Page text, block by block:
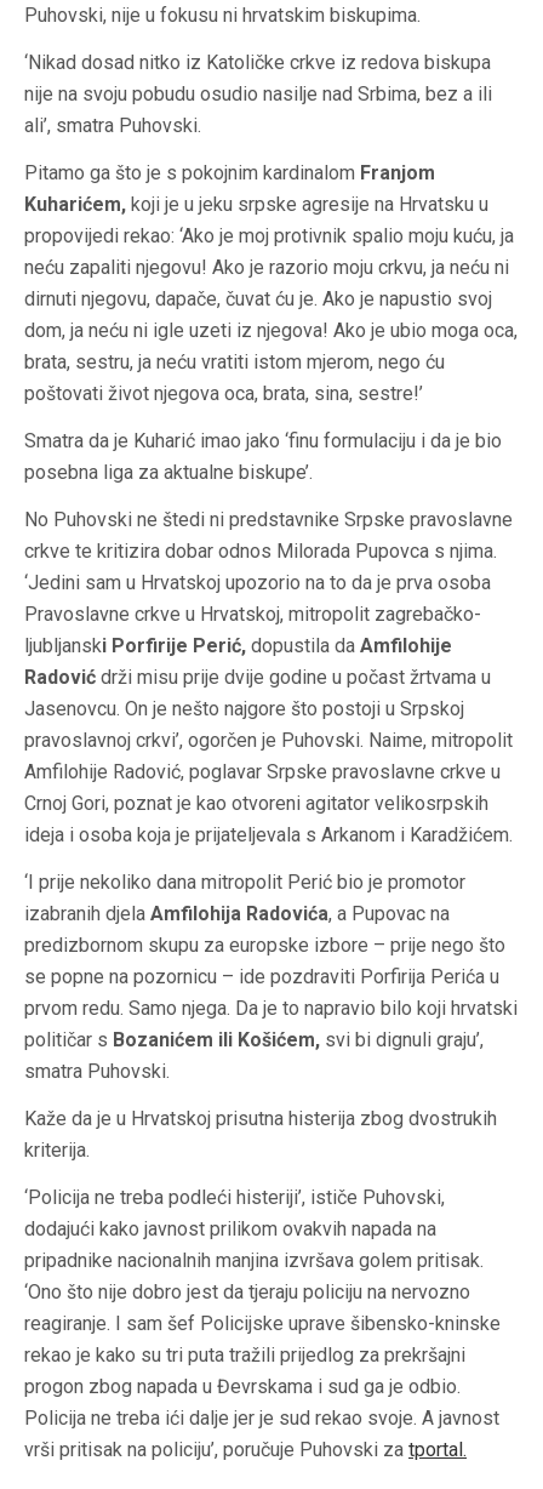
Puhovski, nije u fokusu ni hrvatskim biskupima.
‘Nikad dosad nitko iz Katoličke crkve iz redova biskupa
nije na svoju pobudu osudio nasilje nad Srbima, bez a ili
ali’, smatra Puhovski.
Pitamo ga što je s pokojnim kardinalom Franjom
Kuharićem, koji je u jeku srpske agresije na Hrvatsku u
propovijedi rekao: ‘Ako je moj protivnik spalio moju kuću, ja
neću zapaliti njegovu! Ako je razorio moju crkvu, ja neću ni
dirnuti njegovu, dapače, čuvat ću je. Ako je napustio svoj
dom, ja neću ni igle uzeti iz njegova! Ako je ubio moga oca,
brata, sestru, ja neću vratiti istom mjerom, nego ću
poštovati život njegova oca, brata, sina, sestre!’
Smatra da je Kuharić imao jako ‘finu formulaciju i da je bio
posebna liga za aktualne biskupe’.
No Puhovski ne štedi ni predstavnike Srpske pravoslavne
crkve te kritizira dobar odnos Milorada Pupovca s njima.
‘Jedini sam u Hrvatskoj upozorio na to da je prva osoba
Pravoslavne crkve u Hrvatskoj, mitropolit zagrebačko-
ljubljanski Porfirije Perić, dopustila da Amfilohije
Radović drži misu prije dvije godine u počast žrtvama u
Jasenovcu. On je nešto najgore što postoji u Srpskoj
pravoslavnoj crkvi’, ogorčen je Puhovski. Naime, mitropolit
Amfilohije Radović, poglavar Srpske pravoslavne crkve u
Crnoj Gori, poznat je kao otvoreni agitator velikosrpskih
ideja i osoba koja je prijateljevala s Arkanom i Karadžićem.
‘I prije nekoliko dana mitropolit Perić bio je promotor
izabranih djela Amfilohija Radovića, a Pupovac na
predizbornom skupu za europske izbore – prije nego što
se popne na pozornicu – ide pozdraviti Porfirija Perića u
prvom redu. Samo njega. Da je to napravio bilo koji hrvatski
političar s Bozanićem ili Košićem, svi bi dignuli graju’,
smatra Puhovski.
Kaže da je u Hrvatskoj prisutna histerija zbog dvostrukih
kriterija.
‘Policija ne treba podleći histeriji’, ističe Puhovski,
dodajući kako javnost prilikom ovakvih napada na
pripadnike nacionalnih manjina izvršava golem pritisak.
‘Ono što nije dobro jest da tjeraju policiju na nervozno
reagiranje. I sam šef Policijske uprave šibensko-kninske
rekao je kako su tri puta tražili prijedlog za prekršajni
progon zbog napada u Đevrskama i sud ga je odbio.
Policija ne treba ići dalje jer je sud rekao svoje. A javnost
vrši pritisak na policiju’, poručuje Puhovski za tportal.